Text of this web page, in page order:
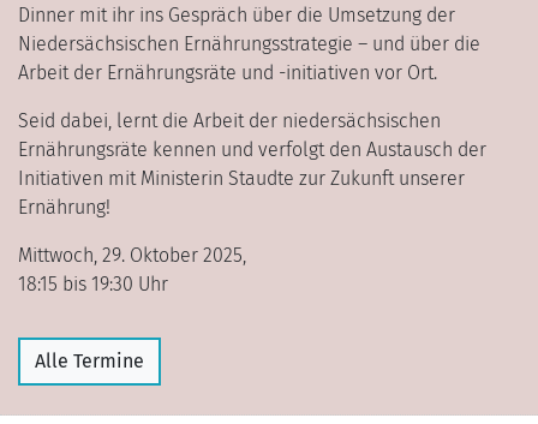
Dinner mit ihr ins Gespräch über die Umsetzung der
Niedersächsischen Ernährungsstrategie – und über die
Arbeit der Ernährungsräte und -initiativen vor Ort.
Seid dabei, lernt die Arbeit der niedersächsischen
Ernährungsräte kennen und verfolgt den Austausch der
Initiativen mit Ministerin Staudte zur Zukunft unserer
Ernährung!
Mittwoch, 29. Oktober 2025,
18:15 bis 19:30 Uhr
Alle Termine